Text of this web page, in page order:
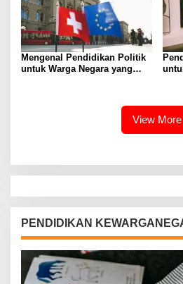
Mengenal Pendidikan Politik
untuk Warga Negara yang
View More
PENDIDIKAN